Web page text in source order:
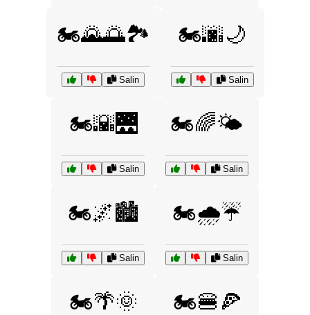
🏍️🌄🌅🏞️
Salin
🏍️🌆🌙
Salin
🏍️🌇🌉
Salin
🏍️🌈🌤️
Salin
🏍️🌌🏙️
Salin
🏍️🌧️☔
Salin
🏍️🌴🌞 🏍️🍔🍕